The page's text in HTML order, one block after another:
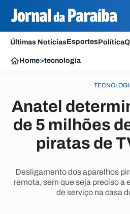
Últimas NotíciasEsportesPolítica
Home>tecnologia
Anatel
de 5 milhões
piratas de
Desligamento dos aparelhos
remota, sem que seja preciso a
de serviço na casa